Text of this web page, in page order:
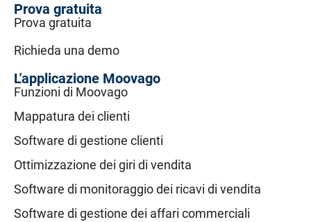
Prova gratuita
Prova gratuita
Richieda una demo
L'applicazione Moovago
Funzioni di Moovago
Mappatura dei clienti
Software di gestione clienti
Ottimizzazione dei giri di vendita
Software di monitoraggio dei ricavi di vendita
Software di gestione dei affari commerciali